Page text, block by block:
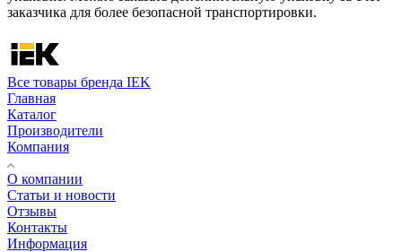
заказчика для более безопасной транспортировки.
Все товары бренда IEK
Главная
Каталог
Производители
Компания
О компании
Статьи и новости
Отзывы
Контакты
Информация